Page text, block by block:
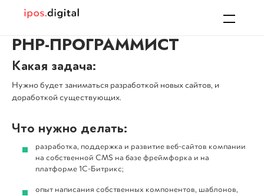
ЗАПОЛНИТЬ БРИФ
Укажите тип интересующих вас
работ, свои контактные данные и мы
Разработка сайта Продвижение сайта
НАЧАТЬ РАБОТУ
Оставьте свои контактные данные и
наш менеджер вам перезвонит
ПРОДВИЖЕНИЕ САЙТОВ
ДРУГИЕ УСЛУГИ
PHP-ПРОГРАММИСТ
Какая задача:
Нужно будет заниматься разработкой новых сайтов, и
доработкой существующих.
Что нужно делать:
разработка, поддержка и развитие веб-сайтов компании
на собственной CMS на базе фреймфорка и на
платформе 1С-Битрикс;
опыт написания собственных компонентов, шаблонов,